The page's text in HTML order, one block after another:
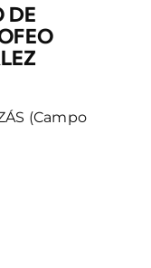
DE
(Campo